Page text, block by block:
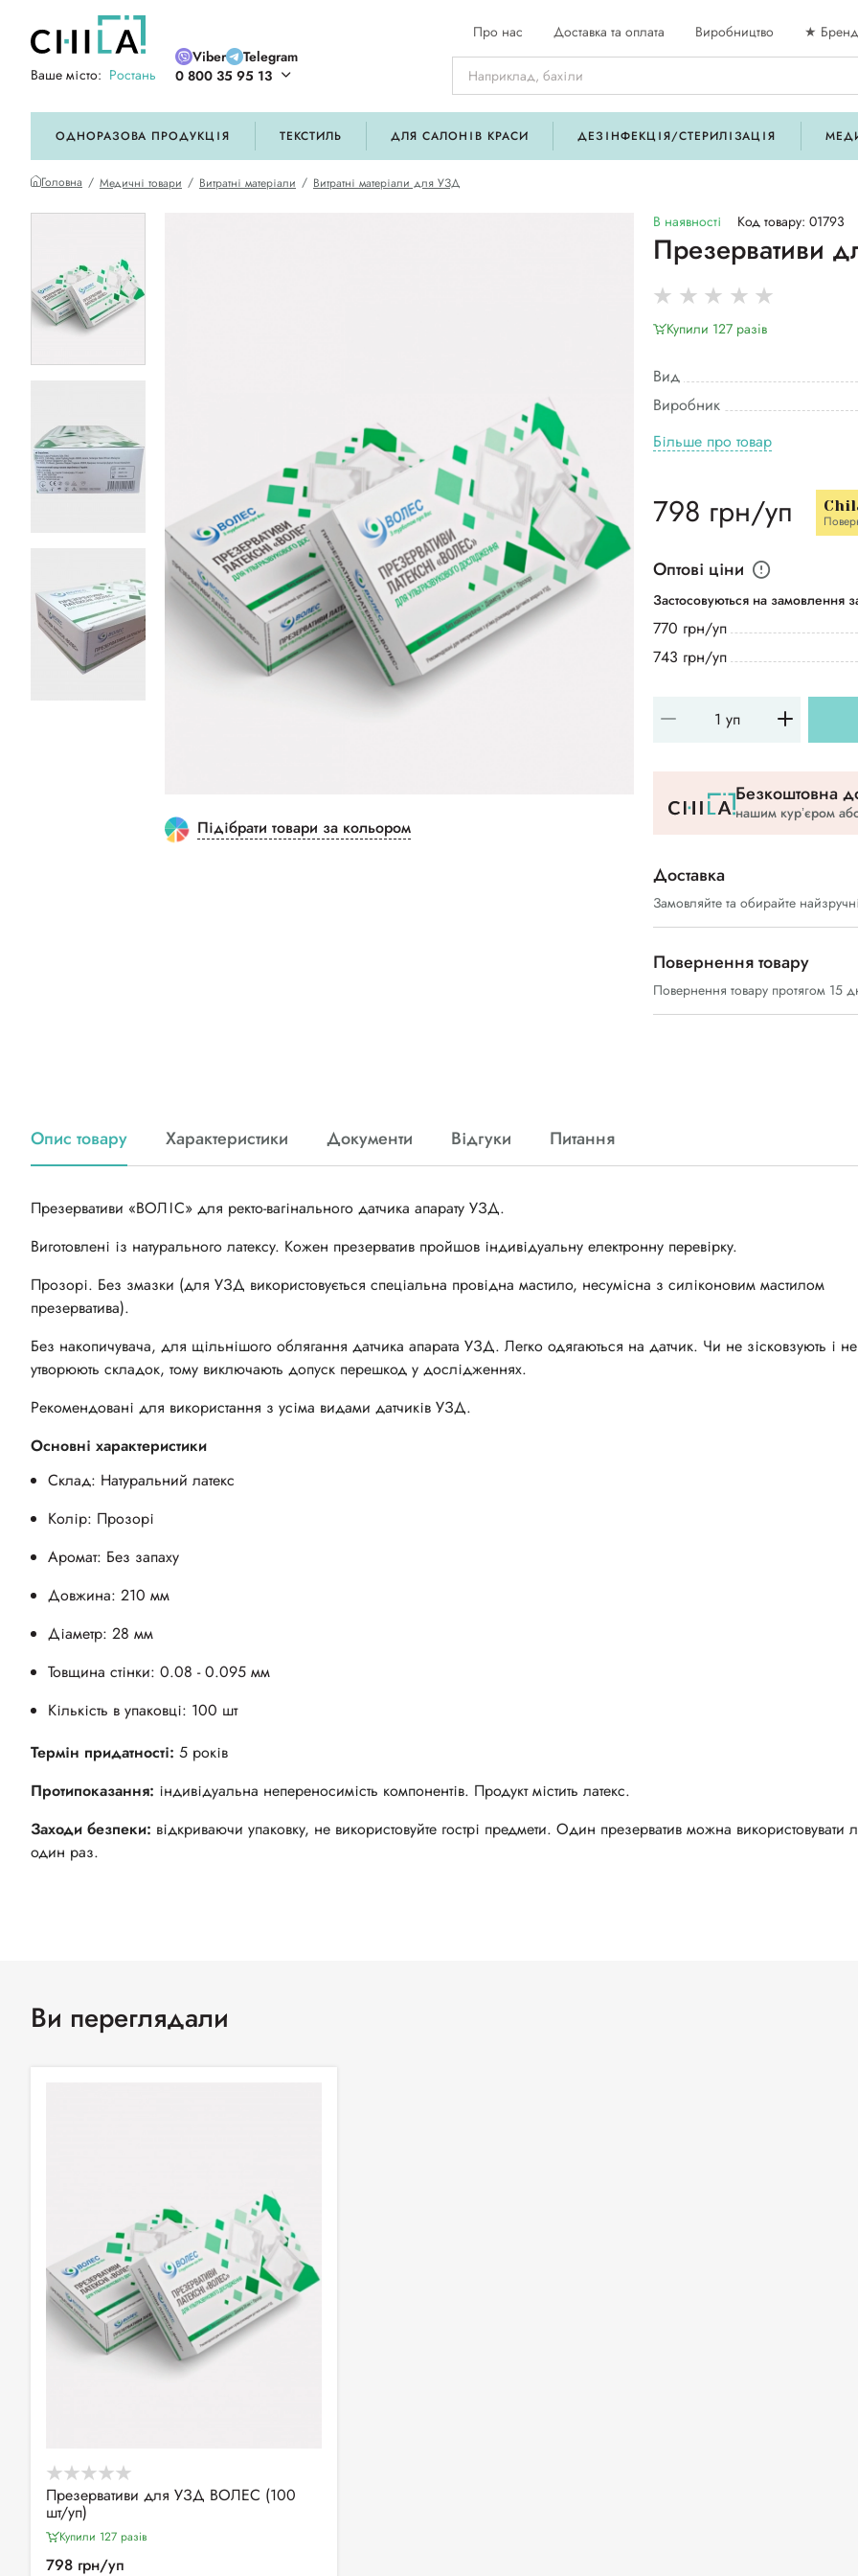
Ваше місто: Ростань
Viber
Telegram
0 800 35 95 13
Про нас Доставка та оплата Виробництво ★
ОДНОРАЗОВА ПРОДУКЦІЯ ТЕКСТИЛЬ ДЛЯ САЛОНІВ КРАСИ ДЕЗІНФЕКЦІЯ/СТЕРИЛІЗАЦІЯ
Головна Медичні товари Витратні матеріали Витратні матеріали для УЗД
Підібрати товари за кольором
В наявності Код товару: 01793
Презервативи
Купили 127 разiв
Вид
Виробник
Більше про товар
798 грн/уп
Оптові ціни
Застосовуються на замовлення
770 грн/уп
743 грн/уп
Безкоштовна
нашим курʼєром
Доставка
Замовляйте та обирайте
Повернення товару
Повернення товару протягом 15
Опис товару Характеристики Документи Відгуки Питання
Презервативи «ВОЛІС» для ректо-вагінального датчика апарату УЗД.
Виготовлені із натурального латексу. Кожен презерватив пройшов індивідуальну електронну перевірку.
Прозорі. Без змазки (для УЗД використовується спеціальна провідна мастило, несумісна з силіконовим мастилом
презерватива).
Без накопичувача, для щільнішого облягання датчика апарата УЗД. Легко одягаються на датчик. Чи не зісковзують і не
утворюють складок, тому виключають допуск перешкод у дослідженнях.
Рекомендовані для використання з усіма видами датчиків УЗД.
Основні характеристики
Склад: Натуральний латекс
Колір: Прозорі
Аромат: Без запаху
Довжина: 210 мм
Діаметр: 28 мм
Товщина стінки: 0.08 - 0.095 мм
Кількість в упаковці: 100 шт
Термін придатності: 5 років
Протипоказання: індивідуальна непереносимість компонентів. Продукт містить латекс.
Заходи безпеки: відкриваючи упаковку, не використовуйте гострі предмети. Один презерватив можна використовувати
один раз.
Ви переглядали
Презервативи для УЗД ВОЛЕС (100
шт/уп)
Купили 127 разiв
798 грн/уп